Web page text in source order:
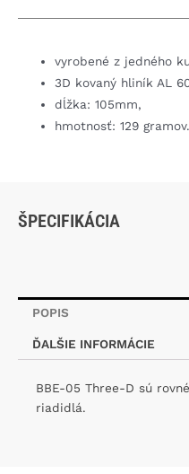
vyrobené z jedného
3D kovaný hliník AL
dĺžka: 105mm,
hmotnosť: 129 gramov.
ŠPECIFIKÁCIA
POPIS
ĎALŠIE INFORMÁCIE
BBE-05 Three-D sú
riadidlá.